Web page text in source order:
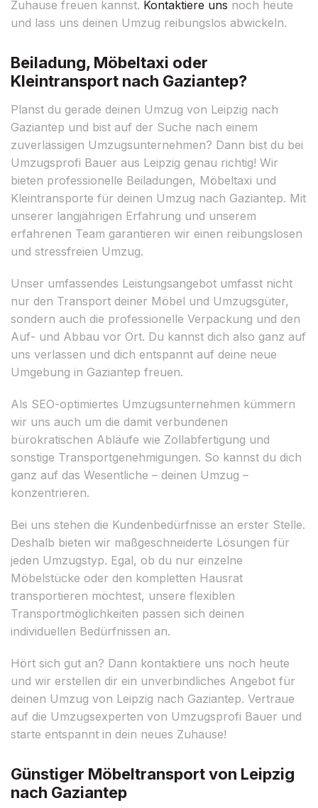
Zuhause freuen kannst. Kontaktiere uns noch heute
und lass uns deinen Umzug reibungslos abwickeln.
Beiladung, Möbeltaxi oder
Kleintransport nach Gaziantep?
Planst du gerade deinen Umzug von Leipzig nach
Gaziantep und bist auf der Suche nach einem
zuverlässigen Umzugsunternehmen? Dann bist du bei
Umzugsprofi Bauer aus Leipzig genau richtig! Wir
bieten professionelle Beiladungen, Möbeltaxi und
Kleintransporte für deinen Umzug nach Gaziantep. Mit
unserer langjährigen Erfahrung und unserem
erfahrenen Team garantieren wir einen reibungslosen
und stressfreien Umzug.
Unser umfassendes Leistungsangebot umfasst nicht
nur den Transport deiner Möbel und Umzugsgüter,
sondern auch die professionelle Verpackung und den
Auf- und Abbau vor Ort. Du kannst dich also ganz auf
uns verlassen und dich entspannt auf deine neue
Umgebung in Gaziantep freuen.
Als SEO-optimiertes Umzugsunternehmen kümmern
wir uns auch um die damit verbundenen
bürokratischen Abläufe wie Zollabfertigung und
sonstige Transportgenehmigungen. So kannst du dich
ganz auf das Wesentliche – deinen Umzug –
konzentrieren.
Bei uns stehen die Kundenbedürfnisse an erster Stelle.
Deshalb bieten wir maßgeschneiderte Lösungen für
jeden Umzugstyp. Egal, ob du nur einzelne
Möbelstücke oder den kompletten Hausrat
transportieren möchtest, unsere flexiblen
Transportmöglichkeiten passen sich deinen
individuellen Bedürfnissen an.
Hört sich gut an? Dann kontaktiere uns noch heute
und wir erstellen dir ein unverbindliches Angebot für
deinen Umzug von Leipzig nach Gaziantep. Vertraue
auf die Umzugsexperten von Umzugsprofi Bauer und
starte entspannt in dein neues Zuhause!
Günstiger Möbeltransport von Leipzig
nach Gaziantep